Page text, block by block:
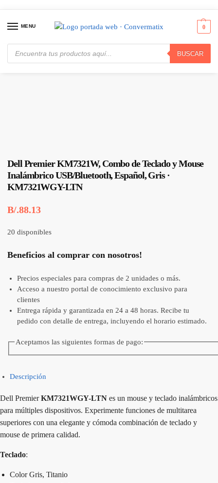
MENU
BUSCAR
0
Inicio / Periféricos Combos de Teclado y Ratón Dell Premier KM7321W, Combo de Teclado y Mouse Inalámbrico USB/Bluetooth, Español, Gris · KM7321WGY-LTN
Dell Premier KM7321W, Combo de Teclado y Mouse
Inalámbrico USB/Bluetooth, Español, Gris ·
KM7321WGY-LTN
B/.88.13
20 disponibles
Beneficios al comprar con nosotros!
Precios especiales para compras de 2 unidades o más.
Acceso a nuestro portal de conocimiento exclusivo para
clientes
Entrega rápida y garantizada en 24 a 48 horas. Recibe tu
pedido con detalle de entrega, incluyendo el horario estimado.
Aceptamos las siguientes formas de pago:
Descripción
Dell PremierKM7321WGY-LTN es un mouse y teclado inalámbricos
para múltiples dispositivos. Experimente funciones de multitarea
superiores con una elegante y cómoda combinación de teclado y
mouse de primera calidad.
Teclado:
Color Gris, Titanio